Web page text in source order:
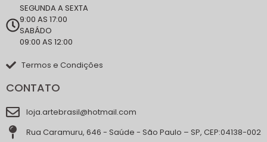
SEGUNDA A SEXTA
9:00 AS 17:00
SABÁDO
09:00 AS 12:00
Termos e Condições
CONTATO
loja.artebrasil@hotmail.com
Rua Caramuru, 646 - Saúde - São Paulo – SP, CEP:04138-002